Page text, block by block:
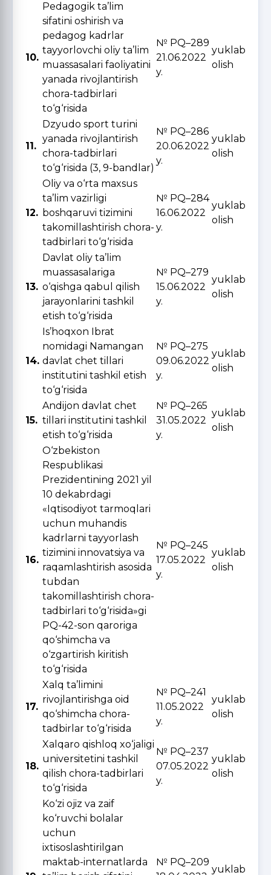
10.
Pedagogik ta’lim
sifatini oshirish va
pedagog kadrlar
tayyorlovchi oliy ta’lim
muassasalari faoliyatini
yanada rivojlantirish
chora-tadbirlari
to‘g‘risida
№ PQ–289
21.06.2022
y.
yuklab
olish
11.
Dzyudo sport turini
yanada rivojlantirish
chora-tadbirlari
to‘g‘risida (3, 9-bandlar)
№ PQ–286
20.06.2022
y.
yuklab
olish
12.
Oliy va o‘rta maxsus
ta’lim vazirligi
boshqaruvi tizimini
takomillashtirish chora-
tadbirlari to‘g‘risida
№ PQ–284
16.06.2022
y.
yuklab
olish
13.
Davlat oliy ta’lim
muassasalariga
o‘qishga qabul qilish
jarayonlarini tashkil
etish to‘g‘risida
№ PQ–279
15.06.2022
y.
yuklab
olish
14.
Is’hoqxon Ibrat
nomidagi Namangan
davlat chet tillari
institutini tashkil etish
to‘g‘risida
№ PQ–275
09.06.2022
y.
yuklab
olish
15.
Andijon davlat chet
tillari institutini tashkil
etish to‘g‘risida
№ PQ–265
31.05.2022
y.
yuklab
olish
16.
O‘zbekiston
Respublikasi
Prezidentining 2021 yil
10 dekabrdagi
«Iqtisodiyot tarmoqlari
uchun muhandis
kadrlarni tayyorlash
tizimini innovatsiya va
raqamlashtirish asosida
tubdan
takomillashtirish chora-
tadbirlari to‘g‘risida»gi
PQ-42-son qaroriga
qo‘shimcha va
o‘zgartirish kiritish
to‘g‘risida
№ PQ–245
17.05.2022
y.
yuklab
olish
17.
Xalq ta’limini
rivojlantirishga oid
qo‘shimcha chora-
tadbirlar to‘g‘risida
№ PQ–241
11.05.2022
y.
yuklab
olish
18.
Xalqaro qishloq xo‘jaligi
universitetini tashkil
qilish chora-tadbirlari
to‘g‘risida
№ PQ–237
07.05.2022
y.
yuklab
olish
Ko‘zi ojiz va zaif
ko‘ruvchi bolalar
uchun
ixtisoslashtirilgan
maktab-internatlarda
№ PQ–209
yuklab